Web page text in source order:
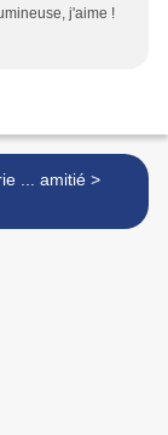
j'aime !
Carterie ... amitié >